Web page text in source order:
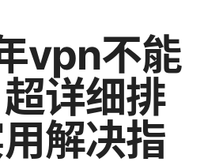
vpn不能
详细排
解决指